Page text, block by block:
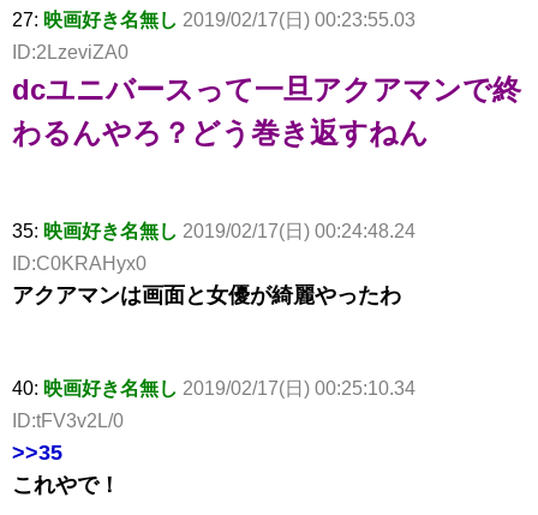
27: 映画好き名無し 2019/02/17(日) 00:23:55.03
ID:2LzeviZA0
dcユニバースって一旦アクアマンで終
わるんやろ？どう巻き返すねん
35: 映画好き名無し 2019/02/17(日) 00:24:48.24
ID:C0KRAHyx0
アクアマンは画面と女優が綺麗やったわ
40: 映画好き名無し 2019/02/17(日) 00:25:10.34
ID:tFV3v2L/0
>>35
これやで！